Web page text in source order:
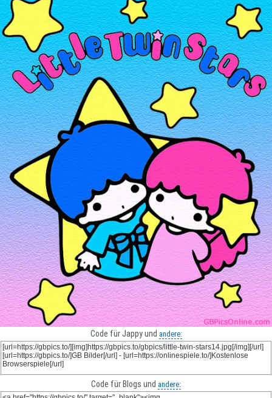
Code für Jappy und andere:
Code für Blogs und andere: